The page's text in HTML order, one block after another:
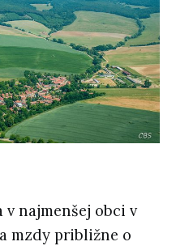
najmenšej obci v
mzdy približne o